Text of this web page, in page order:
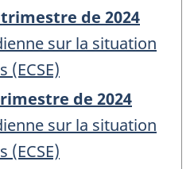
de 2024
sur la situation
(ECSE)
de 2024
sur la situation
(ECSE)